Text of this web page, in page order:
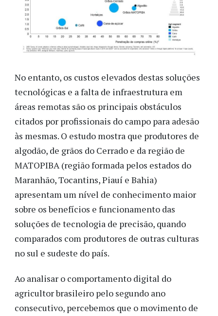
No entanto, os custos elevados destas soluções
tecnológicas e a falta de infraestrutura em
áreas remotas são os principais obstáculos
citados por profissionais do campo para adesão
às mesmas. O estudo mostra que produtores de
algodão, de grãos do Cerrado e da região de
MATOPIBA (região formada pelos estados do
Maranhão, Tocantins, Piauí e Bahia)
apresentam um nível de conhecimento maior
sobre os benefícios e funcionamento das
soluções de tecnologia de precisão, quando
comparados com produtores de outras culturas
no sul e sudeste do país.
Ao analisar o comportamento digital do
agricultor brasileiro pelo segundo ano
consecutivo, percebemos que o movimento de